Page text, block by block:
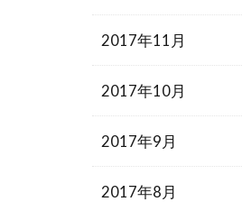
2017年11月
2017年10月
2017年9月
2017年8月